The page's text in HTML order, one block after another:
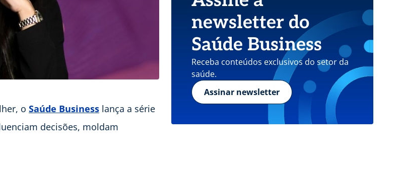
o Saúde Business lança a série
decisões, moldam
newsletter do
Saúde Business
Receba conteúdos exclusivos do setor da
saúde.
Assinar newsletter